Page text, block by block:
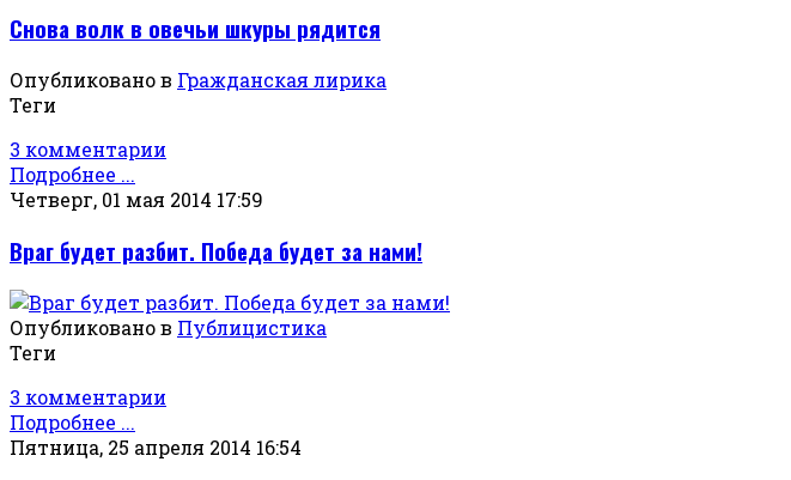
Снова волк в овечьи шкуры рядится
Опубликовано в Гражданская лирика
Теги
3 комментарии
Подробнее ...
Четверг, 01 мая 2014 17:59
Враг будет разбит. Победа будет за нами!
Опубликовано в Публицистика
Теги
3 комментарии
Подробнее ...
Пятница, 25 апреля 2014 16:54